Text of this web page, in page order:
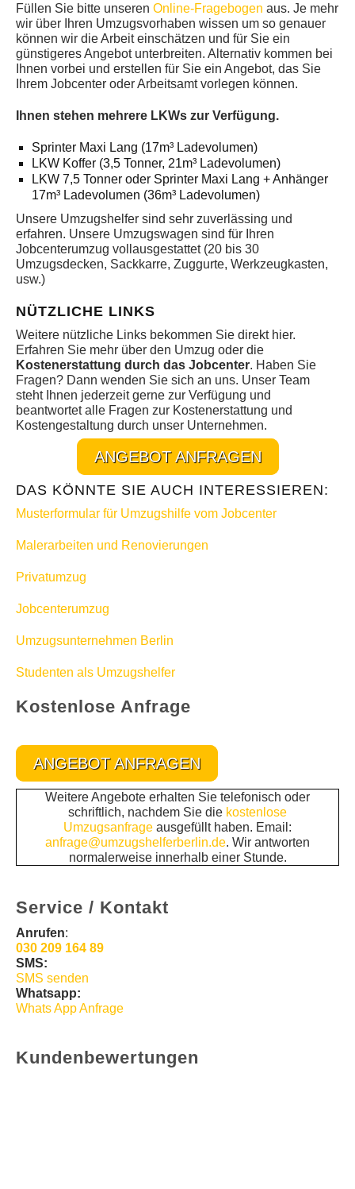
Füllen Sie bitte unseren Online-Fragebogen aus. Je mehr
wir über Ihren Umzugsvorhaben wissen um so genauer
können wir die Arbeit einschätzen und für Sie ein
günstigeres Angebot unterbreiten. Alternativ kommen bei
Ihnen vorbei und erstellen für Sie ein Angebot, das Sie
Ihrem Jobcenter oder Arbeitsamt vorlegen können.
Ihnen stehen mehrere LKWs zur Verfügung.
Sprinter Maxi Lang (17m³ Ladevolumen)
LKW Koffer (3,5 Tonner, 21m³ Ladevolumen)
LKW 7,5 Tonner oder Sprinter Maxi Lang + Anhänger
17m³ Ladevolumen (36m³ Ladevolumen)
Unsere Umzugshelfer sind sehr zuverlässing und
erfahren. Unsere Umzugswagen sind für Ihren
Jobcenterumzug vollausgestattet (20 bis 30
Umzugsdecken, Sackkarre, Zuggurte, Werkzeugkasten,
usw.)
NÜTZLICHE LINKS
Weitere nützliche Links bekommen Sie direkt hier.
Erfahren Sie mehr über den Umzug oder die
Kostenerstattung durch das Jobcenter. Haben Sie
Fragen? Dann wenden Sie sich an uns. Unser Team
steht Ihnen jederzeit gerne zur Verfügung und
beantwortet alle Fragen zur Kostenerstattung und
Kostengestaltung durch unser Unternehmen.
ANGEBOT ANFRAGEN
DAS KÖNNTE SIE AUCH INTERESSIEREN:
Musterformular für Umzugshilfe vom Jobcenter
Malerarbeiten und Renovierungen
Privatumzug
Jobcenterumzug
Umzugsunternehmen Berlin
Studenten als Umzugshelfer
Kostenlose Anfrage
ANGEBOT ANFRAGEN
Weitere Angebote erhalten Sie telefonisch oder
schriftlich, nachdem Sie die kostenlose
Umzugsanfrage ausgefüllt haben. Email:
anfrage@umzugshelferberlin.de. Wir antworten
normalerweise innerhalb einer Stunde.
Service / Kontakt
Anrufen:
030 209 164 89
SMS:
SMS senden
Whatsapp:
Whats App Anfrage
Kundenbewertungen